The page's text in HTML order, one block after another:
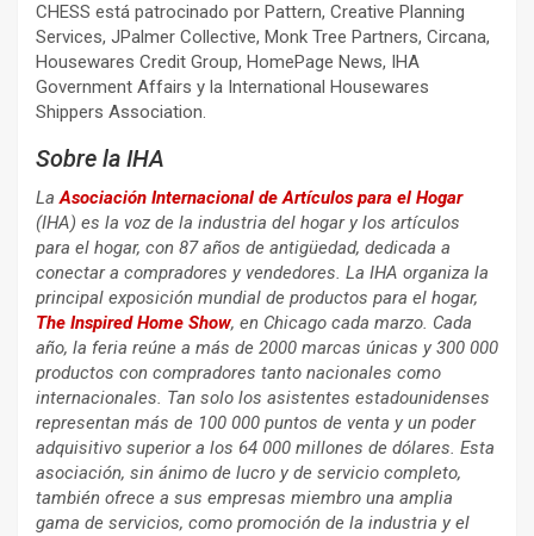
CHESS está patrocinado por Pattern, Creative Planning
Services, JPalmer Collective, Monk Tree Partners, Circana,
Housewares Credit Group, HomePage News, IHA
Government Affairs y la International Housewares
Shippers Association.
Sobre la IHA
LaAsociación Internacional de Artículos para el Hogar
(IHA) es la voz de la industria del hogar y los artículos
para el hogar, con 87 años de antigüedad, dedicada a
conectar a compradores y vendedores. La IHA organiza la
principal exposición mundial de productos para el hogar,
The Inspired Home Show, en Chicago cada marzo. Cada
año, la feria reúne a más de 2000 marcas únicas y 300 000
productos con compradores tanto nacionales como
internacionales. Tan solo los asistentes estadounidenses
representan más de 100 000 puntos de venta y un poder
adquisitivo superior a los 64 000 millones de dólares. Esta
asociación, sin ánimo de lucro y de servicio completo,
también ofrece a sus empresas miembro una amplia
gama de servicios, como promoción de la industria y el